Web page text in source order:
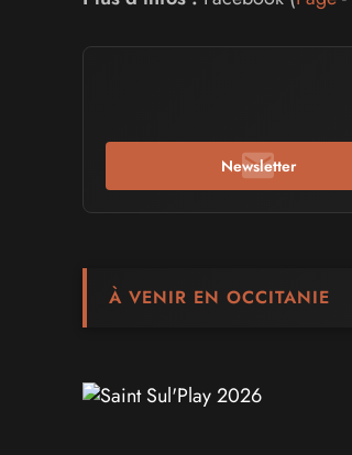
Newsletter
À VENIR EN OCCITANIE